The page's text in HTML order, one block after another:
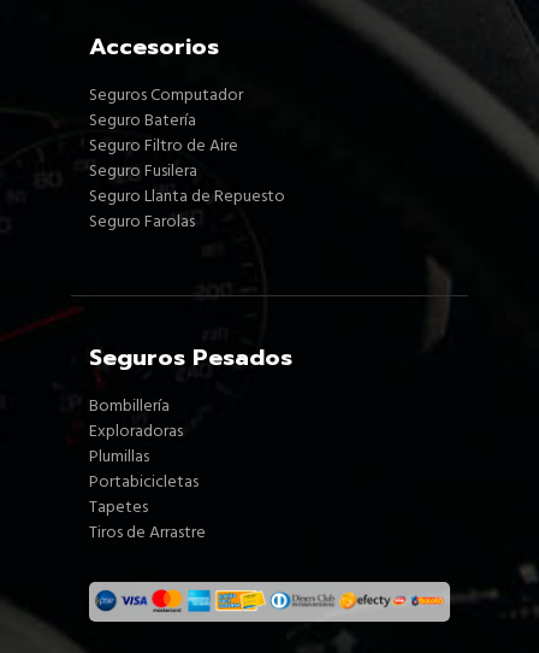
Accesorios
Seguros Computador
Seguro Batería
Seguro Filtro de Aire
Seguro Fusilera
Seguro Llanta de Repuesto
Seguro Farolas
Seguros Pesados
Bombillería
Exploradoras
Plumillas
Portabicicletas
Tapetes
Tiros de Arrastre